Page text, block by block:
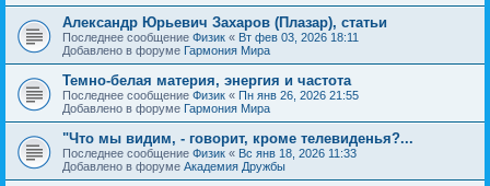
Александр Юрьевич Захаров (Плазар), статьи
Последнее сообщение Физик « Вт фев 03, 2026 18:11
Добавлено в форуме Гармония Мира
Темно-белая материя, энергия и частота
Последнее сообщение Физик « Пн янв 26, 2026 21:55
Добавлено в форуме Гармония Мира
"Что мы видим, - говорит, кроме телевиденья?...
Последнее сообщение Физик « Вс янв 18, 2026 11:33
Добавлено в форуме Академия Дружбы